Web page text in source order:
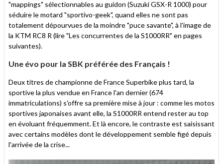
"mappings" sélectionnables au guidon (Suzuki GSX-R 1000) pour
séduire le motard "sportivo-geek", quand elles ne sont pas
totalement dépourvues de la moindre "puce savante", à l'image de
la KTM RC8 R (lire "Les concurrentes de la S1000RR" en pages
suivantes).
Une évo pour la SBK préférée des Français !
Deux titres de championne de France Superbike plus tard, la
sportive la plus vendue en France l'an dernier (674
immatriculations) s'offre sa première mise à jour : comme les motos
sportives japonaises avant elle, la S1000RR entend rester au top
en évoluant fréquemment. Et là encore, le contraste est saisissant
avec certains modèles dont le développement semble figé depuis
l'arrivée de la crise...